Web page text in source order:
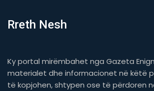
Rreth Nesh
Ky portal mirëmbahet nga Gazeta
materialet dhe informacionet në këtë
të kopjohen, shtypen ose të përdoren